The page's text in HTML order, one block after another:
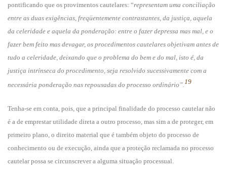
pontificando que os provimentos cautelares: “representam uma conciliação
entre as duas exigências, freqüentemente contrastantes, da justiça, aquela
da celeridade e aquela da ponderação: entre o fazer depressa mas mal, e o
fazer bem feito mas devagar, os procedimentos cautelares objetivam antes de
tudo a celeridade, deixando que o problema do bem e do mal, isto é, da
justiça intrínseca do procedimento, seja resolvido sucessivamente com a
necessária ponderação nas repousadas do processo ordinário”.19
Tenha-se em conta, pois, que a principal finalidade do processo cautelar não
é a de emprestar utilidade direta a outro processo, mas sim a de proteger, em
primeiro plano, o direito material que é também objeto do processo de
conhecimento ou de execução, ainda que a proteção reclamada no processo
cautelar possa se circunscrever a alguma situação processual.